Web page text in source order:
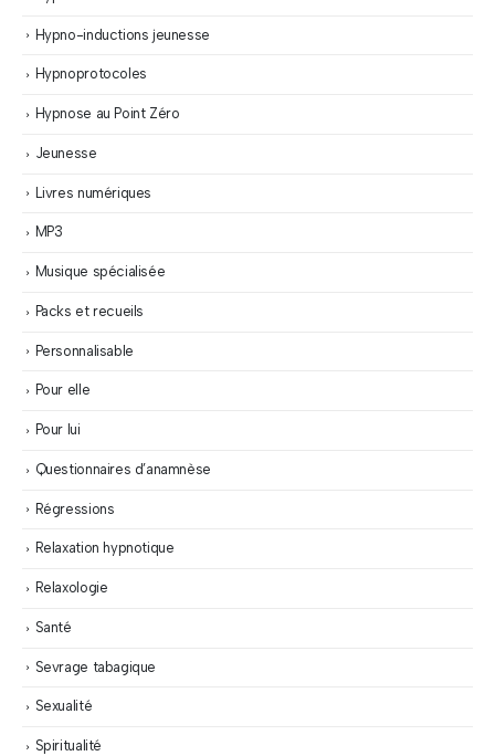
Hypno-inductions jeunesse
Hypnoprotocoles
Hypnose au Point Zéro
Jeunesse
Livres numériques
MP3
Musique spécialisée
Packs et recueils
Personnalisable
Pour elle
Pour lui
Questionnaires d’anamnèse
Régressions
Relaxation hypnotique
Relaxologie
Santé
Sevrage tabagique
Sexualité
Spiritualité